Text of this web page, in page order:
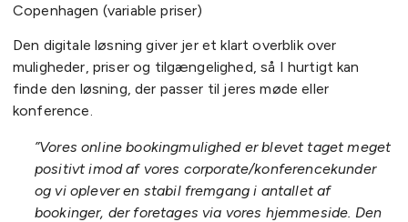
Copenhagen (variable priser)
Den digitale løsning giver jer et klart overblik over
muligheder, priser og tilgængelighed, så I hurtigt kan
finde den løsning, der passer til jeres møde eller
konference.
”Vores online bookingmulighed er blevet taget meget
positivt imod af vores corporate/konferencekunder
og vi oplever en stabil fremgang i antallet af
bookinger, der foretages via vores hjemmeside. Den